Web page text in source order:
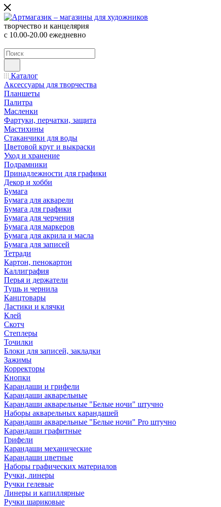
творчество и канцелярия
с 10.00-20.00 ежедневно
Каталог
Аксессуары для творчества
Планшеты
Палитра
Масленки
Фартуки, перчатки, защита
Мастихины
Стаканчики для воды
Цветовой круг и выкраски
Уход и хранение
Подрамники
Принадлежности для графики
Декор и хобби
Бумага
Бумага для акварели
Бумага для графики
Бумага для черчения
Бумага для маркеров
Бумага для акрила и масла
Бумага для записей
Тетради
Картон, пенокартон
Каллиграфия
Перья и держатели
Тушь и чернила
Канцтовары
Ластики и клячки
Клей
Скотч
Степлеры
Точилки
Блоки для записей, закладки
Зажимы
Корректоры
Кнопки
Карандаши и грифели
Карандаши акварельные
Карандаши акварельные "Белые ночи" штучно
Наборы акварельных карандашей
Карандаши акварельные "Белые ночи" Pro штучно
Карандаши графитные
Грифели
Карандаши механические
Карандаши цветные
Наборы графических материалов
Ручки, линеры
Ручки гелевые
Линеры и капиллярные
Ручки шариковые